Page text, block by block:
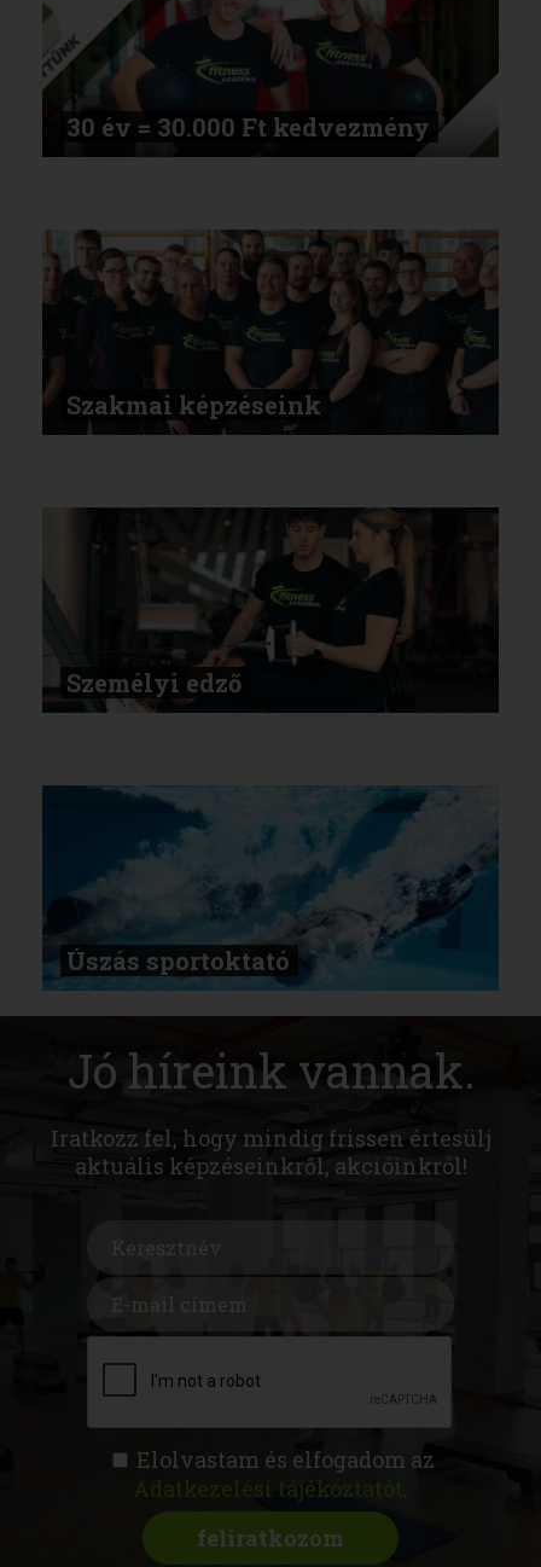
30 év = 30.000 Ft kedvezmény
Szakmai képzéseink
Személyi edző
Úszás sportoktató
Jó híreink vannak.
Iratkozz fel, hogy mindig frissen értesülj
aktuális képzéseinkről, akcióinkról!
Elolvastam és elfogadom az
Adatkezelési tájékoztatót .
FITNESS AKADÉMIA
RÓLUNK MAGAZIN